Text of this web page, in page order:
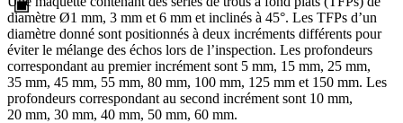
diamètre Ø1 mm, 3 mm et 6 mm et inclinés à 45°. Les TFPs d’un
diamètre donné sont positionnés à deux incréments différents pour
éviter le mélange des échos lors de l’inspection. Les profondeurs
correspondant au premier incrément sont 5 mm, 15 mm, 25 mm,
35 mm, 45 mm, 55 mm, 80 mm, 100 mm, 125 mm et 150 mm. Les
profondeurs correspondant au second incrément sont 10 mm,
20 mm, 30 mm, 40 mm, 50 mm, 60 mm.